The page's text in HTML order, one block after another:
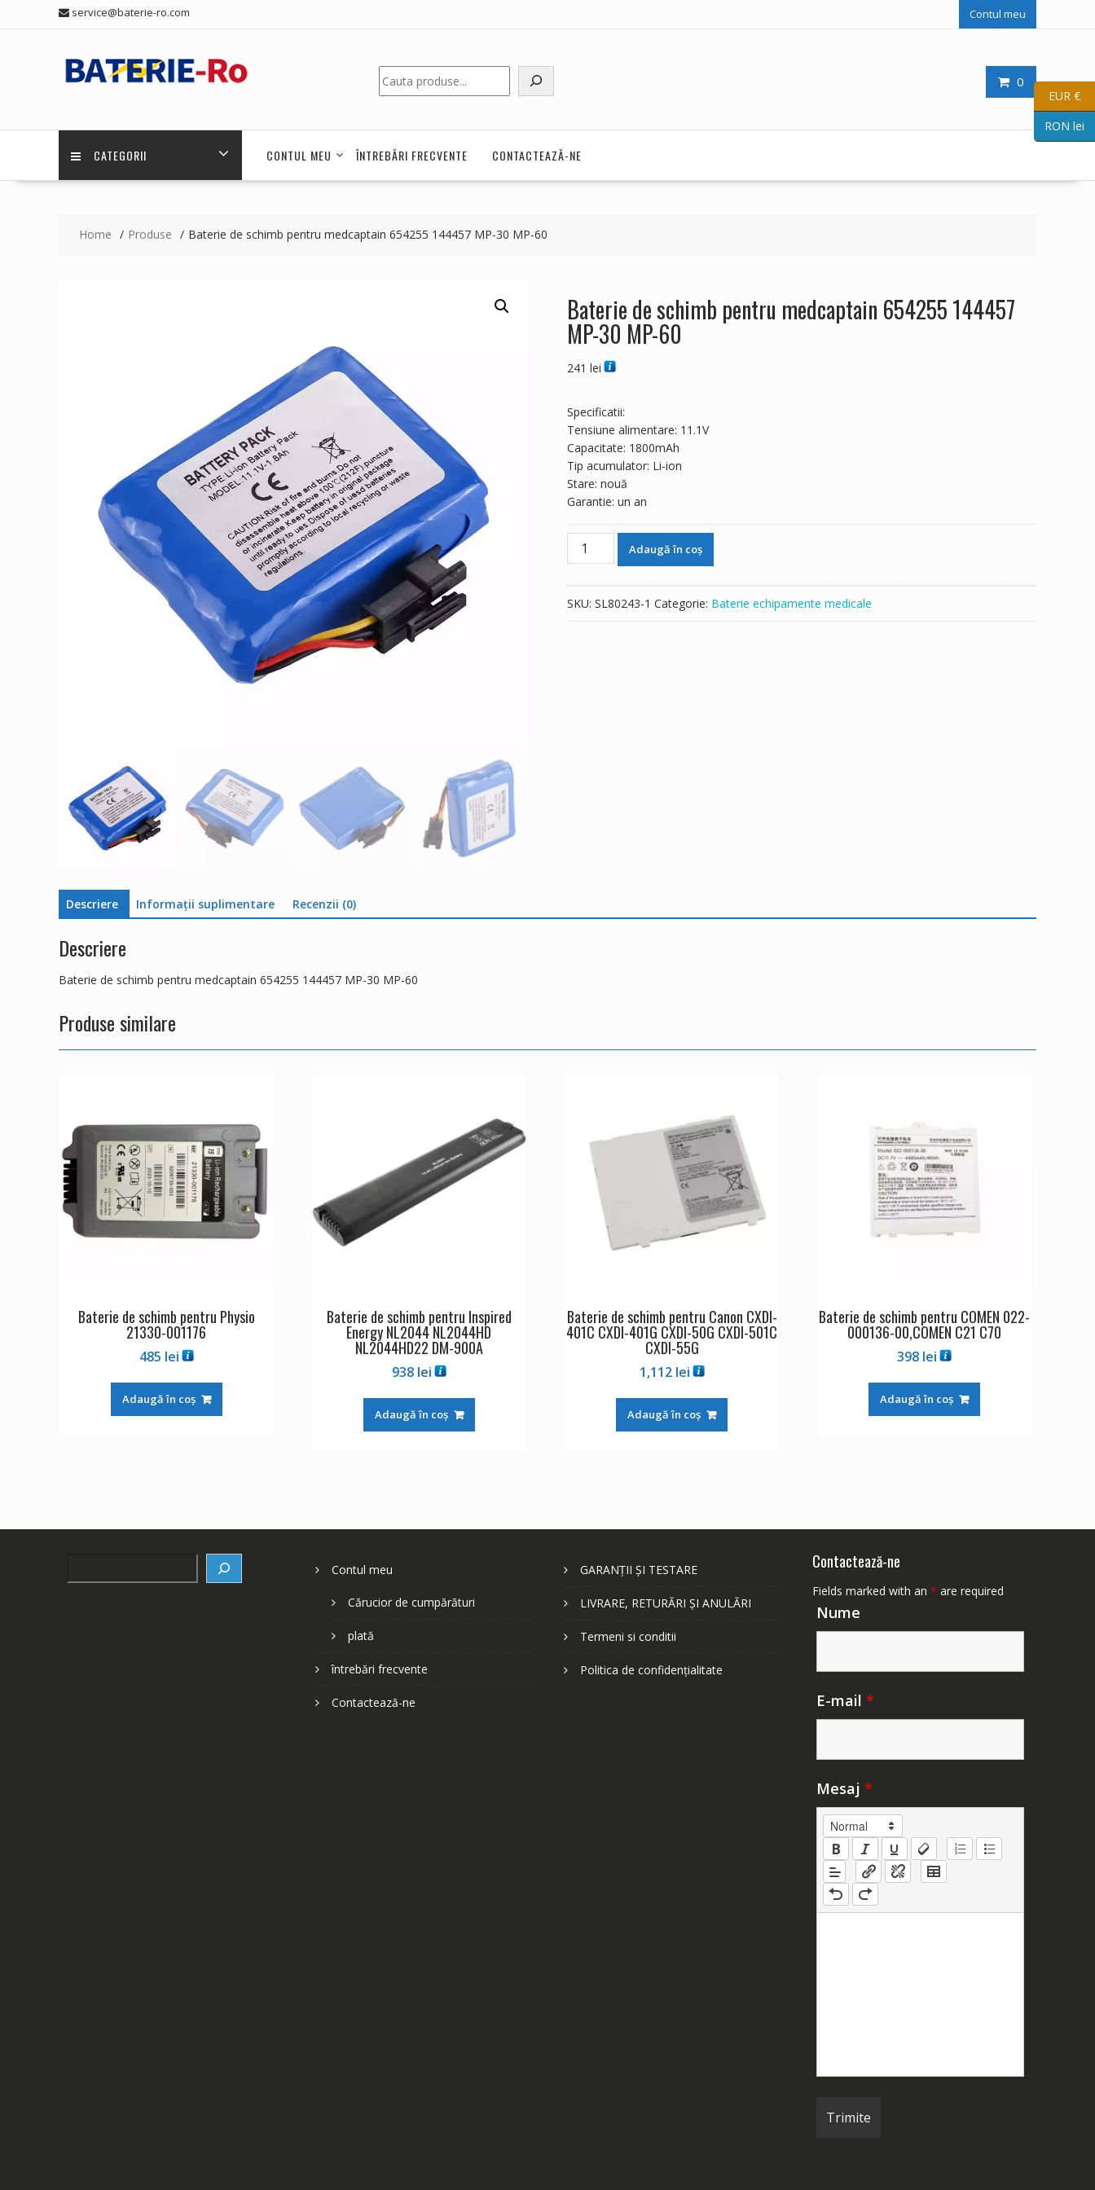
service@baterie-ro.com Contul meu
0
Caută
CATEGORII CONTUL MEU ÎNTREBĂRI FRECVENTE CONTACTEAZĂ-NE
Home Produse Baterie de schimb pentru medcaptain 654255 144457 MP-30 MP-60
Baterie de schimb pentru medcaptain 654255 144457
MP-30 MP-60
241 lei
Specificatii:
Tensiune alimentare: 11.1V
Capacitate: 1800mAh
Tip acumulator: Li-ion
Stare: nouă
Garantie: un an
Cantitate
Baterie
pentru
Adaugă în coș
SKU: SL80243-1 Categorie: Baterie echipamente medicale
Descriere Informații suplimentare Recenzii (0)
Descriere
Baterie de schimb pentru medcaptain 654255 144457 MP-30 MP-60
Produse similare
Baterie de schimb pentru Physio
21330-001176
485 lei
Adaugă în coș
Baterie de schimb pentru Inspired
Energy NL2044 NL2044HD
NL2044HD22 DM-900A
938 lei
Adaugă în coș
Baterie de schimb pentru Canon CXDI-
401C CXDI-401G CXDI-50G CXDI-501C
CXDI-55G
1,112 lei
Adaugă în coș
Baterie de schimb pentru COMEN 022-
000136-00,COMEN C21 C70
398 lei
Adaugă în coș
Contul meu
Cărucior de cumpărături
plată
întrebări frecvente
Contactează-ne
GARANȚII ȘI TESTARE
LIVRARE, RETURĂRI ȘI ANULĂRI
Termeni si conditii
Politica de confidențialitate
Contactează-ne
Fields marked with an * are required
Nume
E-mail *
Mesaj *
EUR €
RON lei